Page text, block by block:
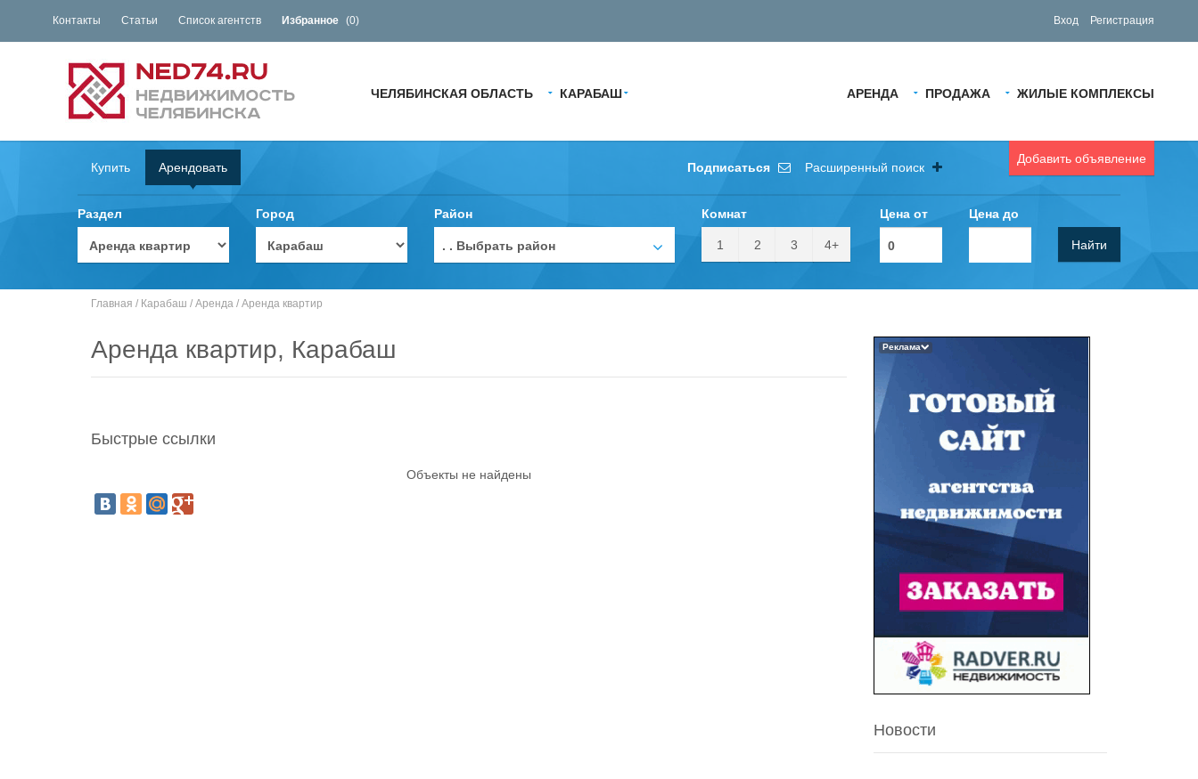
Контакты Статьи Список агентств Избранное (0) Вход Регистрация
АРЕНДА ПРОДАЖА ЖИЛЫЕ КОМПЛЕКСЫ
ЧЕЛЯБИНСКАЯ ОБЛАСТЬ КАРАБАШ
Добавить объявление
Купить Арендовать Подписаться Расширенный поиск
Раздел Город Район
. . Выбрать район
Комнат
1 2 3 4+
Цена от Цена до
Найти
Главная / Карабаш / Аренда / Аренда квартир
Аренда квартир, Карабаш
Быстрые ссылки
Объекты не найдены
Реклама
Новости